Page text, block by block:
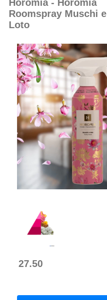
Horomia - Horomia
Roomspray Muschi e
Loto
27.50